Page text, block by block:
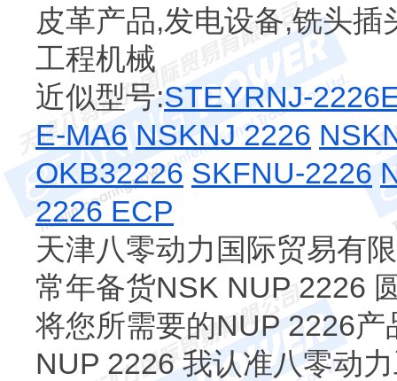
皮革产品,发电设备,铣头
工程机械
近似型号:STEYRNJ-
E-MA6 NSKNJ 2226
OKB32226 SKFNU-2226
2226 ECP
天津八零动力国际贸易有
常年备货NSK NUP 2226
将您所需要的NUP 2226
NUP 2226 我认准八零动